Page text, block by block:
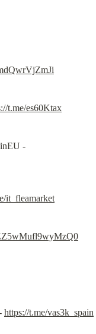
t.me/es60Ktax
it_fleamarket
https://t.me/vas3k_spain